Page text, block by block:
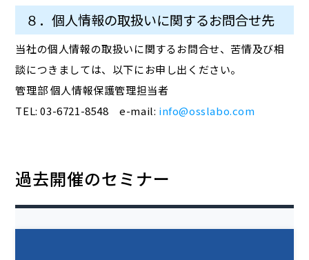
８．個人情報の取扱いに関するお問合せ先
当社の個人情報の取扱いに関するお問合せ、苦情及び相
談につきましては、以下にお申し出ください。
管理部 個人情報保護管理担当者
TEL: 03-6721-8548 e-mail: info@osslabo.com
過去開催のセミナー